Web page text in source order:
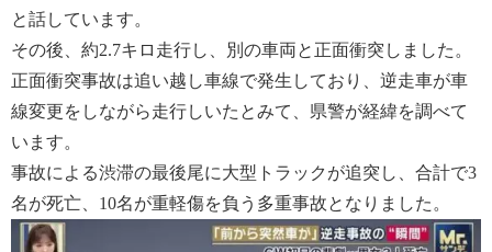
と話しています。
その後、約2.7キロ走行し、別の車両と正面衝突しました。
正面衝突事故は追い越し車線で発生しており、逆走車が車
線変更をしながら走行しいたとみて、県警が経緯を調べて
います。
事故による渋滞の最後尾に大型トラックが追突し、合計で3
名が死亡、10名が重軽傷を負う多重事故となりました。